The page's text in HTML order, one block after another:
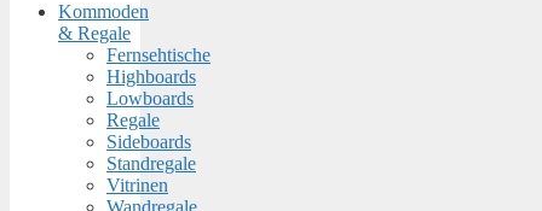
Kommoden
& Regale
Fernsehtische
Highboards
Lowboards
Regale
Sideboards
Standregale
Vitrinen
Wandregale